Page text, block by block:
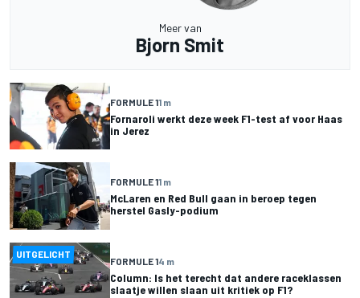
Meer van
Bjorn Smit
FORMULE 11 m
Fornaroli werkt deze week F1-test af voor Haas
in Jerez
FORMULE 11 m
McLaren en Red Bull gaan in beroep tegen
herstel Gasly-podium
UITGELICHT
FORMULE 14 m
Column: Is het terecht dat andere raceklassen
slaatje willen slaan uit kritiek op F1?